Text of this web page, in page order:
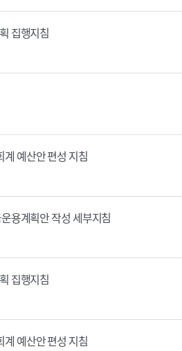
집행지침
예산안 편성 지침
용계획안 작성 세부지침
집행지침
예산안 편성 지침